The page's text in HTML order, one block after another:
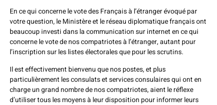
En ce qui concerne le vote des Français à l’étranger évoqué par
votre question, le Ministère et le réseau diplomatique français ont
beaucoup investi dans la communication sur internet en ce qui
concerne le vote de nos compatriotes à l’étranger, autant pour
l’inscription sur les listes électorales que pour les scrutins.
Il est effectivement bienvenu que nos postes, et plus
particulièrement les consulats et services consulaires qui ont en
charge un grand nombre de nos compatriotes, aient le réflexe
d’utiliser tous les moyens à leur disposition pour informer leurs